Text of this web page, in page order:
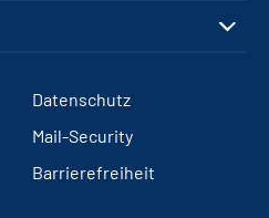
Datenschutz
Mail-Security
Barrierefreiheit